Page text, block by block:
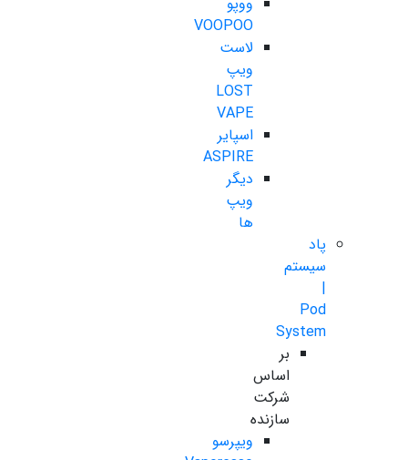
VOOPOO
لاست
ویپ
LOST
VAPE
اسپایر
ASPIRE
دیگر
ویپ
ها
پاد
سیستم
|
Pod
System
بر
اساس
شرکت
سازنده
ویپرسو